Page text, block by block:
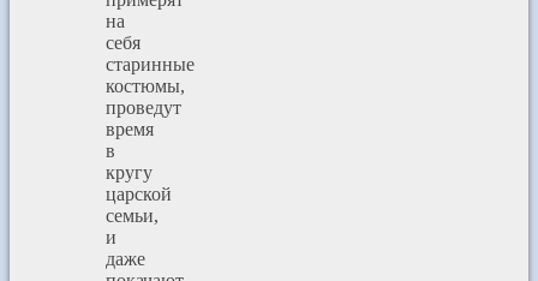
на
себя
старинные
костюмы,
проведут
время
в
кругу
царской
семьи,
и
даже